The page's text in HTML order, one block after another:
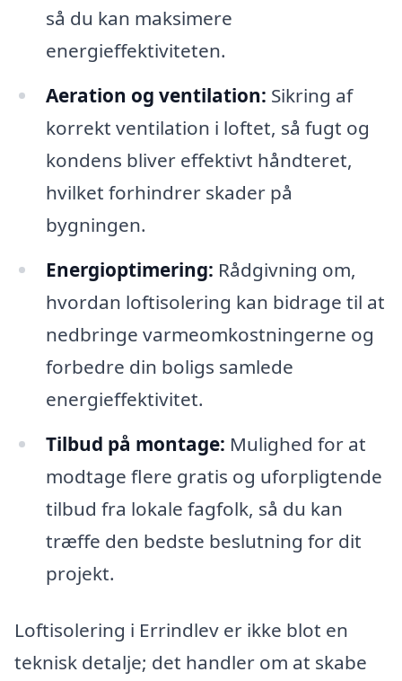
så du kan maksimere
energieffektiviteten.
Aeration og ventilation: Sikring af
korrekt ventilation i loftet, så fugt og
kondens bliver effektivt håndteret,
hvilket forhindrer skader på
bygningen.
Energioptimering: Rådgivning om,
hvordan loftisolering kan bidrage til at
nedbringe varmeomkostningerne og
forbedre din boligs samlede
energieffektivitet.
Tilbud på montage: Mulighed for at
modtage flere gratis og uforpligtende
tilbud fra lokale fagfolk, så du kan
træffe den bedste beslutning for dit
projekt.
Loftisolering i Errindlev er ikke blot en
teknisk detalje; det handler om at skabe